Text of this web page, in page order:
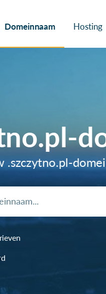
Domeinnaam Hosting
.szczytno.pl-